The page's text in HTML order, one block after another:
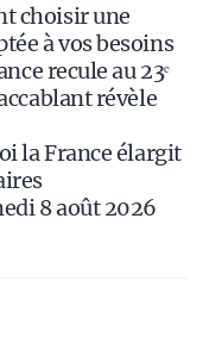
choisir une
à vos besoins
recule au 23ᵉ
révèle
la France élargit
8 août 2026